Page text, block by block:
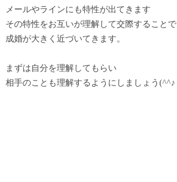
メールやラインにも特性が出てきます
その特性をお互いが理解して交際することで
成婚が大きく近づいてきます。
まずは自分を理解してもらい
相手のことも理解するようにしましょう(^^♪